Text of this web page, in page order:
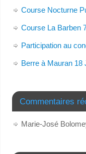
Course Nocturne
Course La Barben
Participation au
Berre à Mauran 18
Commentaires
Marie-José